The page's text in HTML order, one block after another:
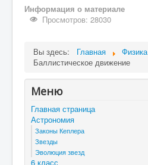
Информация о материале
Просмотров: 28030
Вы здесь: Главная
Физика
Баллистическое движение
Меню
Главная страница
Астрономия
Законы Кеплера
Звезды
Эволюция звезд
6 класс